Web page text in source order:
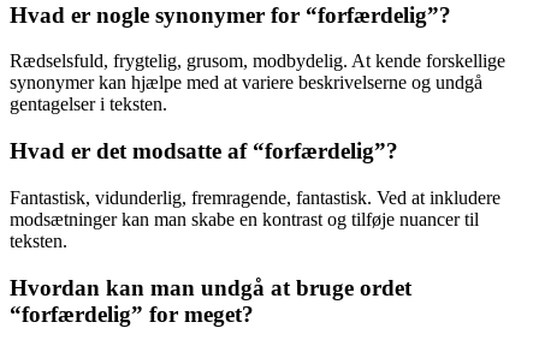
Hvad er nogle synonymer for “forfærdelig”?
Rædselsfuld, frygtelig, grusom, modbydelig. At kende forskellige
synonymer kan hjælpe med at variere beskrivelserne og undgå
gentagelser i teksten.
Hvad er det modsatte af “forfærdelig”?
Fantastisk, vidunderlig, fremragende, fantastisk. Ved at inkludere
modsætninger kan man skabe en kontrast og tilføje nuancer til
teksten.
Hvordan kan man undgå at bruge ordet
“forfærdelig” for meget?